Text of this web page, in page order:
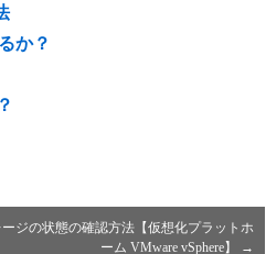
か？
ジの状態の確認方法【仮想化プラットホ
ーム VMware vSphere】
→